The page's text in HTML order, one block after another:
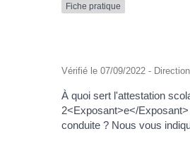
Fiche pratique
Vérifié le 07/09/2022 -
À quoi sert l'attestation
2<Exposant>e</
conduite ? Nous vous